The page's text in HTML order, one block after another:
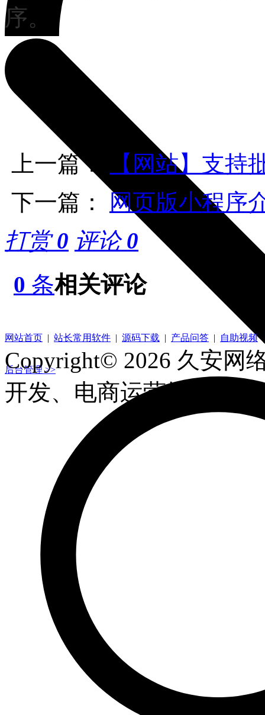
后台管理 >>
序。
上一篇：
【网站】支持
下一篇：
网页版小程序
打赏0 评论0
0 条相关评论
网站首页 | 站长常用软件 | 源码下载 | 产品问答 | 自助视频
Copyright© 2026 久安网
开发、电商运营推广、